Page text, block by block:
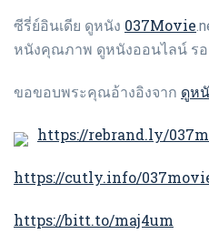
ซีรี่ย์อินเดีย ดูหนัง 037Movie
หนังคุณภาพ ดูหนังออนไลน์ รอ
ขอขอบพระคุณอ้างอิงจาก ดูห
https://rebrand.ly/
https://cutly.info/
https://bitt.to/maj4um